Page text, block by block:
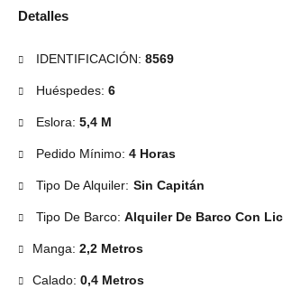
Detalles
IDENTIFICACIÓN: 8569
Huéspedes: 6
Eslora: 5,4 M
Pedido Mínimo: 4 Horas
Tipo De Alquiler: Sin Capitán
Tipo De Barco: Alquiler De Barco Con
Manga: 2,2 Metros
Calado: 0,4 Metros